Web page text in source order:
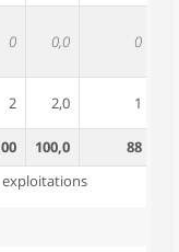
0 0,0 0
2 2,0 1
100,0 88
exploitations